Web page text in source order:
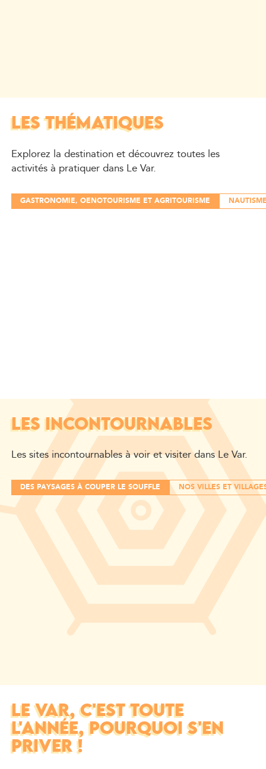
LES THÉMATIQUES
Explorez la destination et découvrez toutes les
activités à pratiquer dans Le Var.
GASTRONOMIE, OENOTOURISME ET AGRITOURISME
LES INCONTOURNABLES
Les sites incontournables à voir et visiter dans Le Var.
DES PAYSAGES À COUPER LE SOUFFLE NOS VILLES ET
LE VAR, C'EST TOUTE
L'ANNÉE, POURQUOI S'EN
PRIVER !